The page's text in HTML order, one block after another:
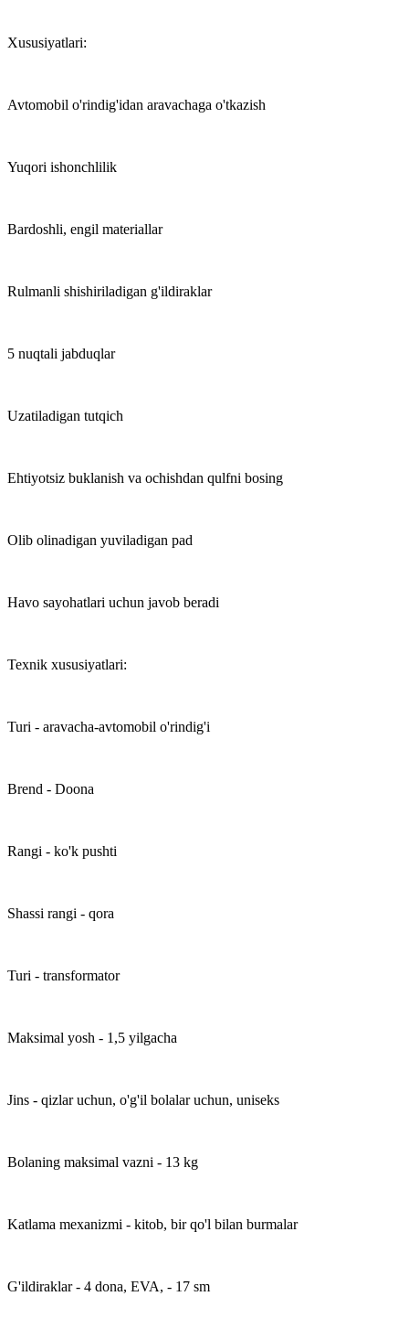
Xususiyatlari:
Avtomobil o'rindig'idan aravachaga o'tkazish
Yuqori ishonchlilik
Bardoshli, engil materiallar
Rulmanli shishiriladigan g'ildiraklar
5 nuqtali jabduqlar
Uzatiladigan tutqich
Ehtiyotsiz buklanish va ochishdan qulfni bosing
Olib olinadigan yuviladigan pad
Havo sayohatlari uchun javob beradi
Texnik xususiyatlari:
Turi - aravacha-avtomobil o'rindig'i
Brend - Doona
Rangi - ko'k pushti
Shassi rangi - qora
Turi - transformator
Maksimal yosh - 1,5 yilgacha
Jins - qizlar uchun, o'g'il bolalar uchun, uniseks
Bolaning maksimal vazni - 13 kg
Katlama mexanizmi - kitob, bir qo'l bilan burmalar
G'ildiraklar - 4 dona, EVA, - 17 sm